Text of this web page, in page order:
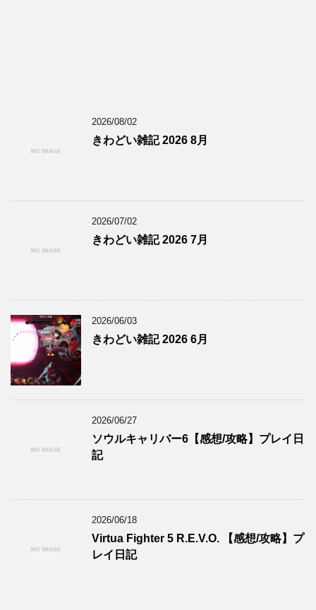
2026/08/02
きわどい雑記 2026 8月
2026/07/02
きわどい雑記 2026 7月
2026/06/03
きわどい雑記 2026 6月
2026/06/27
ソウルキャリバー6【感想/攻略】プレイ日
記
2026/06/18
Virtua Fighter 5 R.E.V.O. 【感想/攻略】プ
レイ日記